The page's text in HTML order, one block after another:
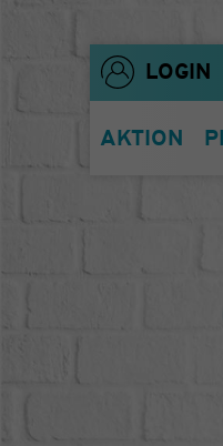
LOGIN
AKTION